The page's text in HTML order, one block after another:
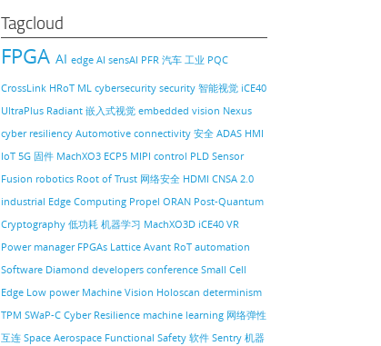
Tagcloud
FPGA AI edge AI sensAI PFR 汽车 工业 PQC
CrossLink HRoT ML cybersecurity security 智能视觉 iCE40
UltraPlus Radiant 嵌入式视觉 embedded vision Nexus
cyber resiliency Automotive connectivity 安全 ADAS HMI
IoT 5G 固件 MachXO3 ECP5 MIPI control PLD Sensor
Fusion robotics Root of Trust 网络安全 HDMI CNSA 2.0
industrial Edge Computing Propel ORAN Post-Quantum
Cryptography 低功耗 机器学习 MachXO3D iCE40 VR
Power manager FPGAs Lattice Avant RoT automation
Software Diamond developers conference Small Cell
Edge Low power Machine Vision Holoscan determinism
TPM SWaP-C Cyber Resilience machine learning 网络弹性
互连 Space Aerospace Functional Safety 软件 Sentry 机器